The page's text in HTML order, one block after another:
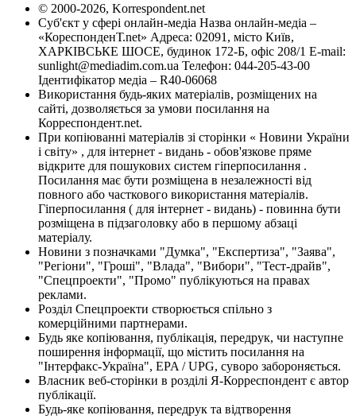
© 2000-2026, Korrespondent.net
Суб'єкт у сфері онлайн-медіа Назва онлайн-медіа –
«КореспонденТ.net» Адреса: 02091, місто Київ,
ХАРКІВСЬКЕ ШОСЕ, будинок 172-Б, офіс 208/1 E-mail:
sunlight@mediadim.com.ua Телефон: 044-205-43-00
Ідентифікатор медіа – R40-06068
Використання будь-яких матеріалів, розміщених на
сайті, дозволяється за умови посилання на
Корреспондент.net.
При копіюванні матеріалів зі сторінки « Новини України
і світу» , для інтернет - видань - обов'язкове пряме
відкрите для пошукових систем гіперпосилання .
Посилання має бути розміщена в незалежності від
повного або часткового використання матеріалів.
Гіперпосилання ( для інтернет - видань) - повинна бути
розміщена в підзаголовку або в першому абзаці
матеріалу.
Новини з позначками "Думка", "Експертиза", "Заява",
"Регіони", "Гроші", "Влада", "Вибори", "Тест-драйв",
"Спецпроекти", "Промо" публікуються на правах
реклами.
Розділ Спецпроекти створюється спільно з
комерційними партнерами.
Будь яке копіювання, публікація, передрук, чи наступне
поширення інформації, що містить посилання на
"Інтерфакс-Україна", EPA / UPG, суворо забороняється.
Власник веб-сторінки в розділі Я-Корреспондент є автор
публікації.
Будь-яке копіювання, передрук та відтворення